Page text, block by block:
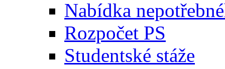
Nabídka
Rozpočet PS
Studentské stáže